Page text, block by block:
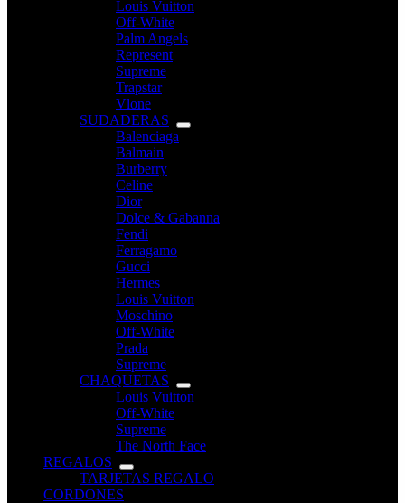
Louis Vuitton
Off-White
Palm Angels
Represent
Supreme
Trapstar
Vlone
SUDADERAS
Balenciaga
Balmain
Burberry
Celine
Dior
Dolce & Gabanna
Fendi
Ferragamo
Gucci
Hermes
Louis Vuitton
Moschino
Off-White
Prada
Supreme
CHAQUETAS
Louis Vuitton
Off-White
Supreme
The North Face
REGALOS
TARJETAS REGALO
CORDONES